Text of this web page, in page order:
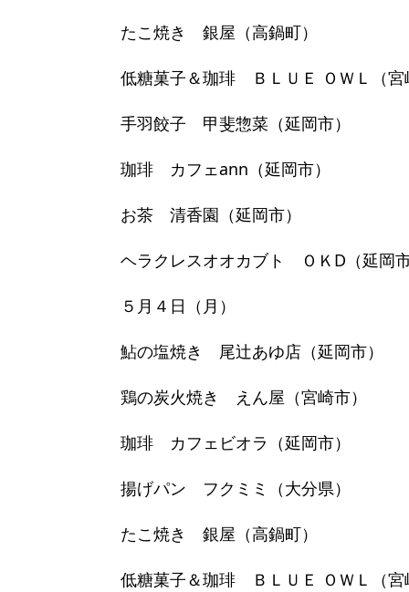
たこ焼き 銀屋（高鍋町）
低糖菓子＆珈琲 ＢＬＵＥ ＯＷＬ（宮
手羽餃子 甲斐惣菜（延岡市）
珈琲 カフェann（延岡市）
お茶 清香園（延岡市）
ヘラクレスオオカブト ＯＫD（延岡
５月４日（月）
鮎の塩焼き 尾辻あゆ店（延岡市）
鶏の炭火焼き えん屋（宮崎市）
珈琲 カフェビオラ（延岡市）
揚げパン フクミミ（大分県）
たこ焼き 銀屋（高鍋町）
低糖菓子＆珈琲 ＢＬＵＥ ＯＷＬ（宮